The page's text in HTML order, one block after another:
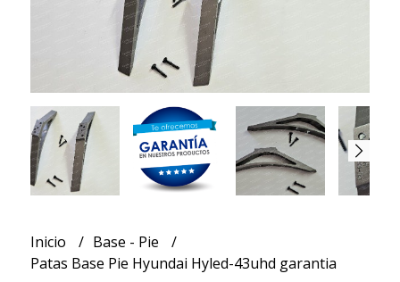
Inicio
Base - Pie
Patas Base Pie Hyundai Hyled-43uhd garantia